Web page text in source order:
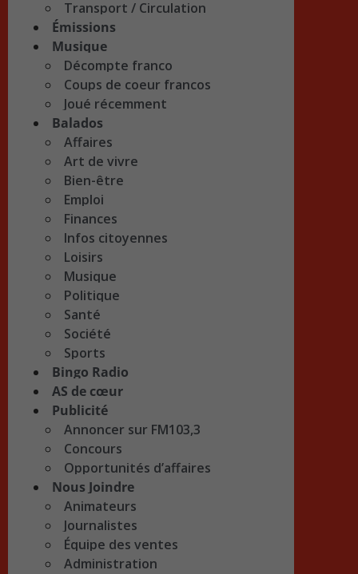
Transport / Circulation
Émissions
Musique
Décompte franco
Coups de coeur francos
Joué récemment
Balados
Affaires
Art de vivre
Bien-être
Emploi
Finances
Infos citoyennes
Loisirs
Musique
Politique
Santé
Société
Sports
Bingo Radio
AS de cœur
Publicité
Annoncer sur FM103,3
Concours
Opportunités d’affaires
Nous Joindre
Animateurs
Journalistes
Équipe des ventes
Administration